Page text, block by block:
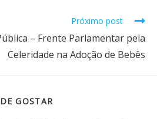
Próximo post
– Frente Parlamentar pela
Celeridade na Adoção de Bebês
GOSTAR